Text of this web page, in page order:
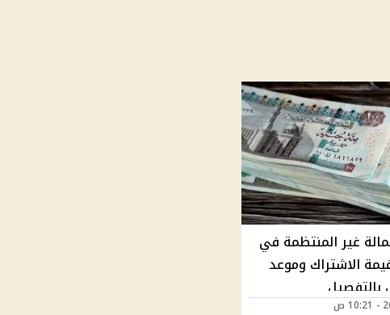
غير المنتظمة في
2026 وقيمة الاشتراك وموعد